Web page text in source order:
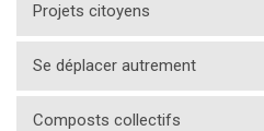
Projets citoyens
Se déplacer autrement
Composts collectifs